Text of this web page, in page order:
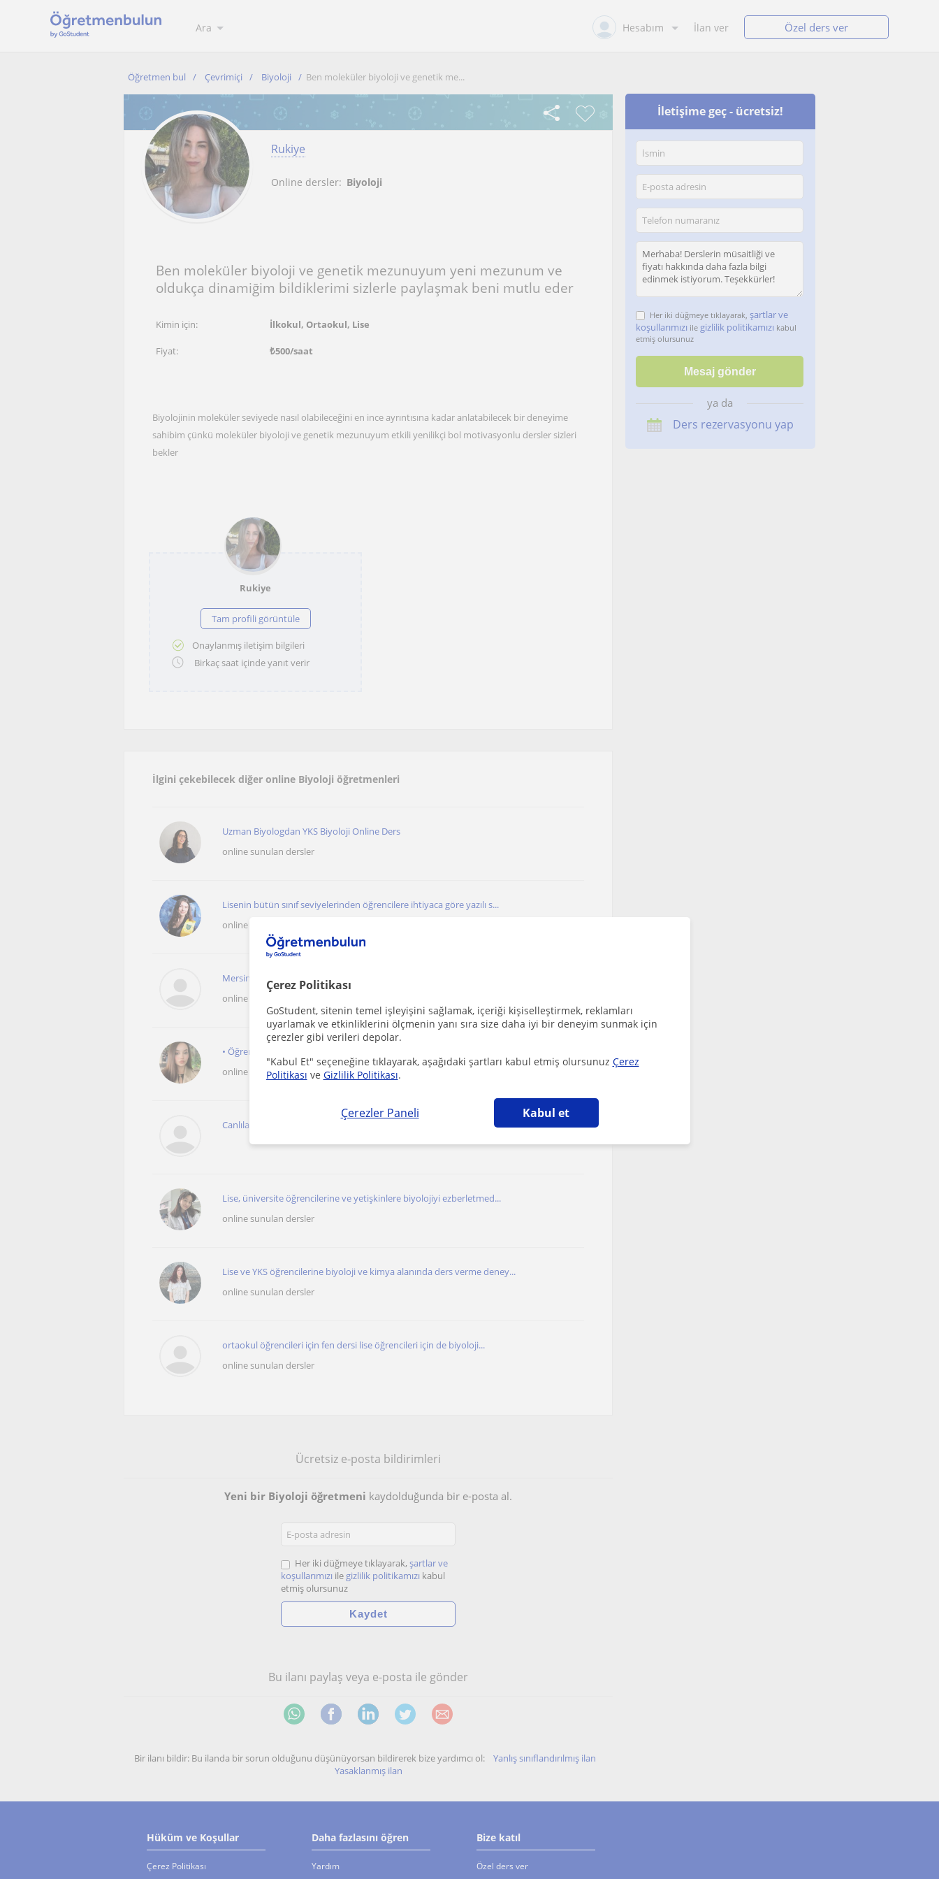
Çerez Politikası
GoStudent, sitenin temel işleyişini sağlamak, içeriği kişiselleştirmek, reklamları
uyarlamak ve etkinliklerini ölçmenin yanı sıra size daha iyi bir deneyim sunmak için
çerezler gibi verileri depolar.
"Kabul Et" seçeneğine tıklayarak, aşağıdaki şartları kabul etmiş olursunuz Çerez
Politikası ve Gizlilik Politikası.
Çerezler Paneli Kabul et
Ara Hesabım İlan ver Özel ders ver
Öğretmen bul Çevrimiçi Biyoloji Ben moleküler biyoloji ve genetik me...
Rukiye
Online dersler: Biyoloji
Ben moleküler biyoloji ve genetik mezunuyum yeni mezunum ve
oldukça dinamiğim bildiklerimi sizlerle paylaşmak beni mutlu eder
Kimin için: İlkokul, Ortaokul, Lise
Fiyat: ₺500/saat
Biyolojinin moleküler seviyede nasıl olabileceğini en ince ayrıntısına kadar anlatabilecek bir deneyime
sahibim çünkü moleküler biyoloji ve genetik mezunuyum etkili yenilikçi bol motivasyonlu dersler sizleri
bekler
Rukiye
Tam profili görüntüle
Onaylanmış iletişim bilgileri
Birkaç saat içinde yanıt verir
İlgini çekebilecek diğer online Biyoloji öğretmenleri
Uzman Biyologdan YKS Biyoloji Online Ders
online sunulan dersler
Lisenin bütün sınıf seviyelerinden öğrencilere ihtiyaca göre yazılı s...
online sunulan dersler
Mersin' de yaşıyorum. Biyoloji bölümünü bitirdim ve Biyolojiyi başta ...
online sunulan dersler
• Öğrenci seviyesine uygun, anlaşılır biyoloji dersleri anlatıyorum
online sunulan dersler
Canlılar dünyasına ilgiliyim isterseniz birlikte çok şey öğrenebiliri...
Lise, üniversite öğrencilerine ve yetişkinlere biyolojiyi ezberletmed...
online sunulan dersler
Lise ve YKS öğrencilerine biyoloji ve kimya alanında ders verme deney...
online sunulan dersler
ortaokul öğrencileri için fen dersi lise öğrencileri için de biyoloji...
online sunulan dersler
Ücretsiz e-posta bildirimleri
Yeni bir Biyoloji öğretmeni kaydolduğunda bir e-posta al.
Her iki düğmeye tıklayarak, şartlar ve
koşullarımızı ile gizlilik politikamızı kabul
etmiş olursunuz
Bu ilanı paylaş veya e-posta ile gönder
Bir ilanı bildir: Bu ilanda bir sorun olduğunu düşünüyorsan bildirerek bize yardımcı ol: Yanlış sınıflandırılmış ilan
Yasaklanmış ilan
İletişime geç - ücretsiz!
Her iki düğmeye tıklayarak, şartlar ve
koşullarımızı ile gizlilik politikamızı kabul
etmiş olursunuz
ya da
Ders rezervasyonu yap
Hüküm ve Koşullar
Çerez Politikası
Daha fazlasını öğren
Yardım
Bize katıl
Özel ders ver